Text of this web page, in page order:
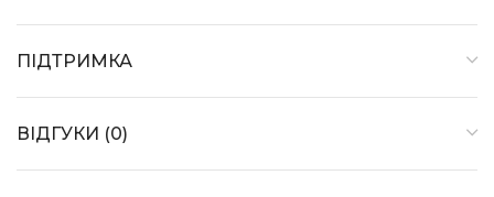
ПІДТРИМКА
ВІДГУКИ (0)